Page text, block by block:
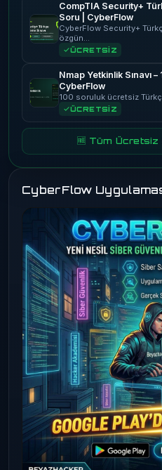
CompTIA Security+
Soru | CyberFlow
CyberFlow Security+
özgün…
ÜCRETSİZ
Nmap Yetkinlik Sınavı
CyberFlow
100 soruluk ücretsiz
ÜCRETSİZ
🆓 Tüm Ücretsiz
CyberFlow